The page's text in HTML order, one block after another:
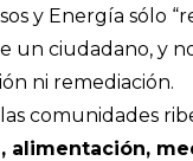
y Energía sólo
un ciudadano, y
ni remediación.
comunidades
alimentación,